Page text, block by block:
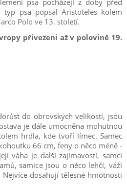
psa pocházejí z doby před
typ psa popsal Aristoteles kolem
Polo ve 13. století.
přivezeni až v polovině 19.
do obrovských velikostí, jsou
je dále umocněna mohutnou
hrdla, kde tvoří límec. Samec
66 cm, feny o něco méně -
váha je další zajímavostí, samci
samice jsou o něco lehčí, váží
dosahují tělesné hmotnosti